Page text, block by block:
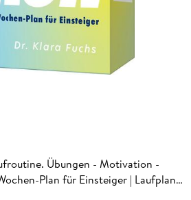
Übungen - Motivation -
Plan für Einsteiger | Laufplan,